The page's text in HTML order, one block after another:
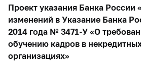
Проект указания Банка России
изменений в Указание Банка
2014 года № 3471-У «О
обучению кадров в
организациях»